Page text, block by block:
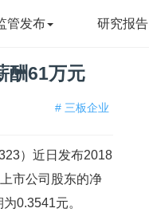
管发布 研究报告
酬61万元
# 三板企业
）近日发布2018
市公司股东的净
0.3541元。